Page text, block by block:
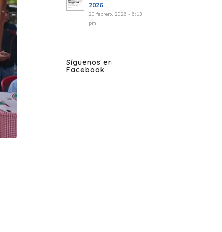
2026
20 febrero, 2026 - 6:13
pm
Síguenos en
Facebook